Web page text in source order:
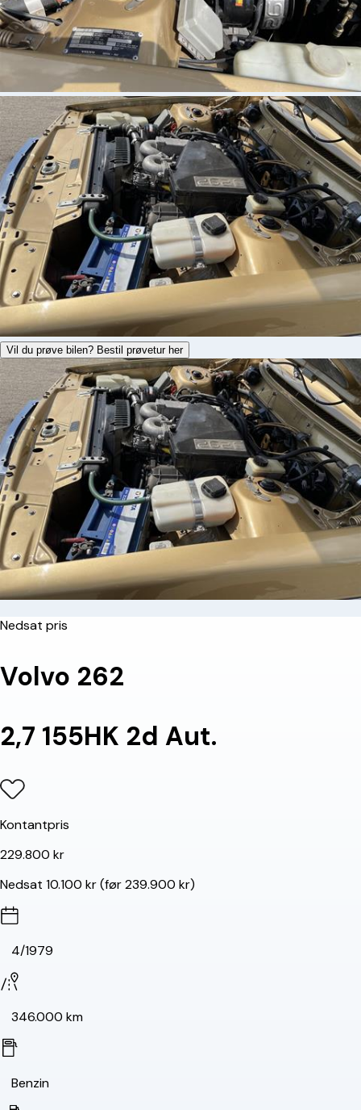
Vil du prøve bilen? Bestil prøvetur her
Nedsat pris
Volvo 262
2,7 155HK 2d Aut.
Kontantpris
229.800 kr
Nedsat 10.100 kr (før 239.900 kr)
4/1979
346.000 km
Benzin